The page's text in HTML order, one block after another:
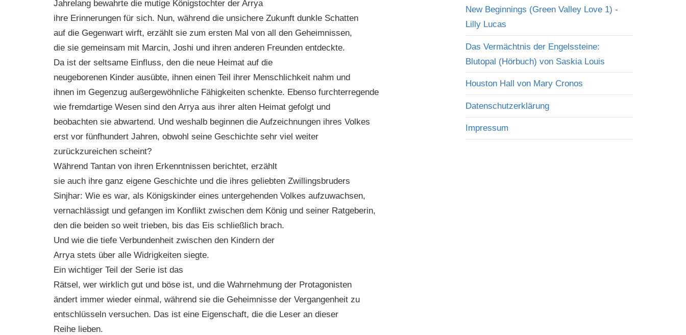
Jahrelang bewahrte die mutige Königstochter der Arrya
ihre Erinnerungen für sich. Nun, während die unsichere Zukunft dunkle Schatten
auf die Gegenwart wirft, erzählt sie zum ersten Mal von all den Geheimnissen,
die sie gemeinsam mit Marcin, Joshi und ihren anderen Freunden entdeckte.
Da ist der seltsame Einfluss, den die neue Heimat auf die
neugeborenen Kinder ausübte, ihnen einen Teil ihrer Menschlichkeit nahm und
ihnen im Gegenzug außergewöhnliche Fähigkeiten schenkte. Ebenso furchterregende
wie fremdartige Wesen sind den Arrya aus ihrer alten Heimat gefolgt und
beobachten sie abwartend. Und weshalb beginnen die Aufzeichnungen ihres Volkes
erst vor fünfhundert Jahren, obwohl seine Geschichte sehr viel weiter
zurückzureichen scheint?
Während Tantan von ihren Erkenntnissen berichtet, erzählt
sie auch ihre ganz eigene Geschichte und die ihres geliebten Zwillingsbruders
Sinjhar: Wie es war, als Königskinder eines untergehenden Volkes aufzuwachsen,
vernachlässigt und gefangen im Konflikt zwischen dem König und seiner Ratgeberin,
den die beiden so weit trieben, bis das Eis schließlich brach.
Und wie die tiefe Verbundenheit zwischen den Kindern der
Arrya stets über alle Widrigkeiten siegte.
Ein wichtiger Teil der Serie ist das
Rätsel, wer wirklich gut und böse ist, und die Wahrnehmung der Protagonisten
ändert immer wieder einmal, während sie die Geheimnisse der Vergangenheit zu
entschlüsseln versuchen. Das ist eine Eigenschaft, die die Leser an dieser
Reihe lieben.
New Beginnings (Green Valley Love 1) -
Lilly Lucas
Das Vermächtnis der Engelssteine:
Blutopal (Hörbuch) von Saskia Louis
Houston Hall von Mary Cronos
Datenschutzerklärung
Impressum